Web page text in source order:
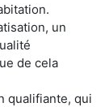
un
de cela
qualifiante, qui